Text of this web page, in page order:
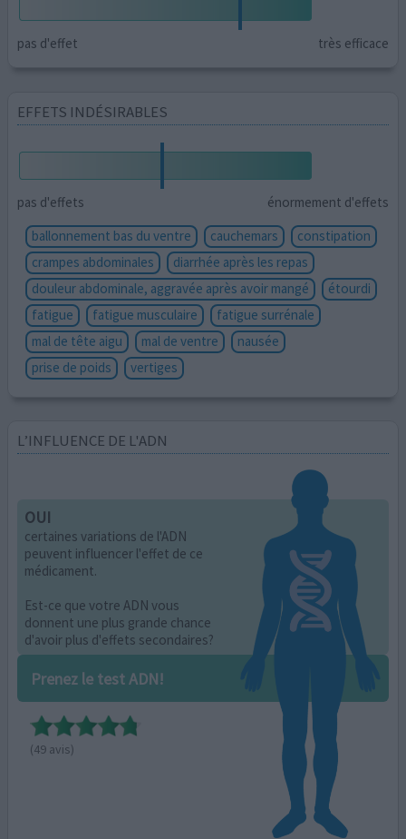
pas d'effet très efficace
EFFETS INDÉSIRABLES
pas d'effets
énormement d'effets
ballonnement bas du ventre
cauchemars
constipation
crampes abdominales
diarrhée après les repas
douleur abdominale, aggravée après avoir mangé
étourdi
fatigue
fatigue musculaire
fatigue surrénale
mal de tête aigu
mal de ventre
nausée
prise de poids
vertiges
L’INFLUENCE DE L'ADN
OUI
certaines variations de l'ADN
peuvent influencer l'effet de ce
médicament.
Est-ce que votre ADN vous
donnent une plus grande chance
d'avoir plus d'effets secondaires?
Prenez le test ADN!
(49 avis)